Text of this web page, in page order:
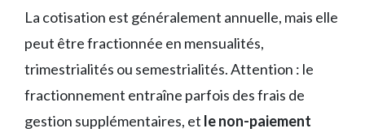
La cotisation est généralement annuelle, mais elle
peut être fractionnée en mensualités,
trimestrialités ou semestrialités. Attention : le
fractionnement entraîne parfois des frais de
gestion supplémentaires, et le non-paiement